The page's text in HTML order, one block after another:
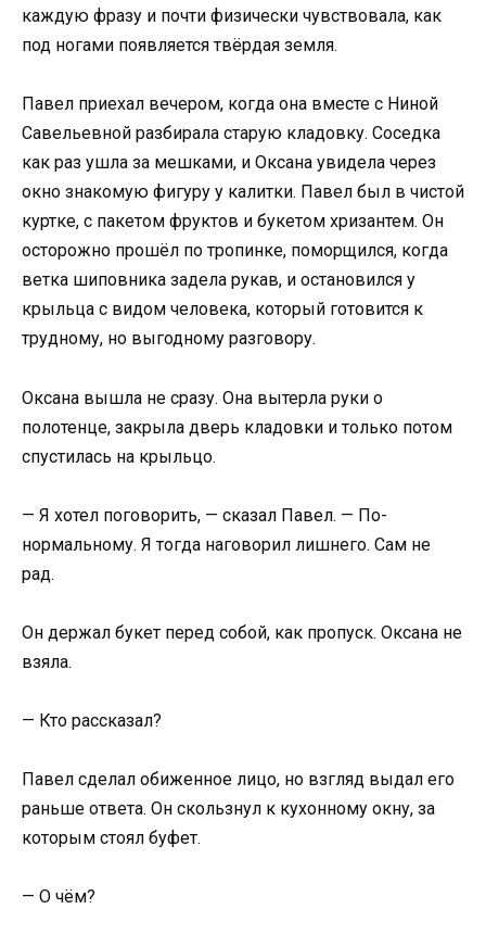
каждую фразу и почти физически чувствовала, как
под ногами появляется твёрдая земля.
Павел приехал вечером, когда она вместе с Ниной
Савельевной разбирала старую кладовку. Соседка
как раз ушла за мешками, и Оксана увидела через
окно знакомую фигуру у калитки. Павел был в чистой
куртке, с пакетом фруктов и букетом хризантем. Он
осторожно прошёл по тропинке, поморщился, когда
ветка шиповника задела рукав, и остановился у
крыльца с видом человека, который готовится к
трудному, но выгодному разговору.
Оксана вышла не сразу. Она вытерла руки о
полотенце, закрыла дверь кладовки и только потом
спустилась на крыльцо.
— Я хотел поговорить, — сказал Павел. — По-
нормальному. Я тогда наговорил лишнего. Сам не
рад.
Он держал букет перед собой, как пропуск. Оксана не
взяла.
— Кто рассказал?
Павел сделал обиженное лицо, но взгляд выдал его
раньше ответа. Он скользнул к кухонному окну, за
которым стоял буфет.
— О чём?